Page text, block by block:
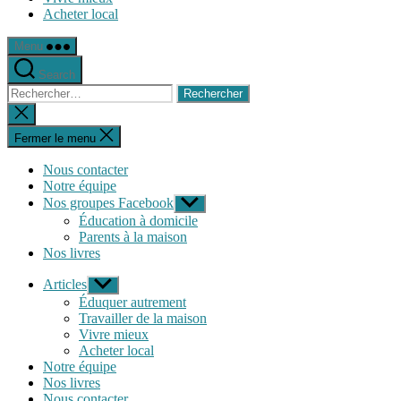
Acheter local
Menu
Search
Rechercher :
Fermer
la
recherche
Fermer le menu
Nous contacter
Notre équipe
Nos groupes Facebook Afficher
le
sous-
menu
Éducation à domicile
Parents à la maison
Nos livres
Articles Afficher
le
sous-
menu
Éduquer autrement
Travailler de la maison
Vivre mieux
Acheter local
Notre équipe
Nos livres